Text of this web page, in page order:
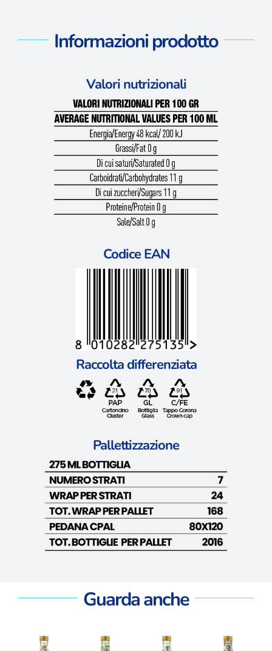
Informazioni prodotto
Valori nutrizionali
Codice EAN
Raccolta differenziata
Pallettizzazione
Guarda anche